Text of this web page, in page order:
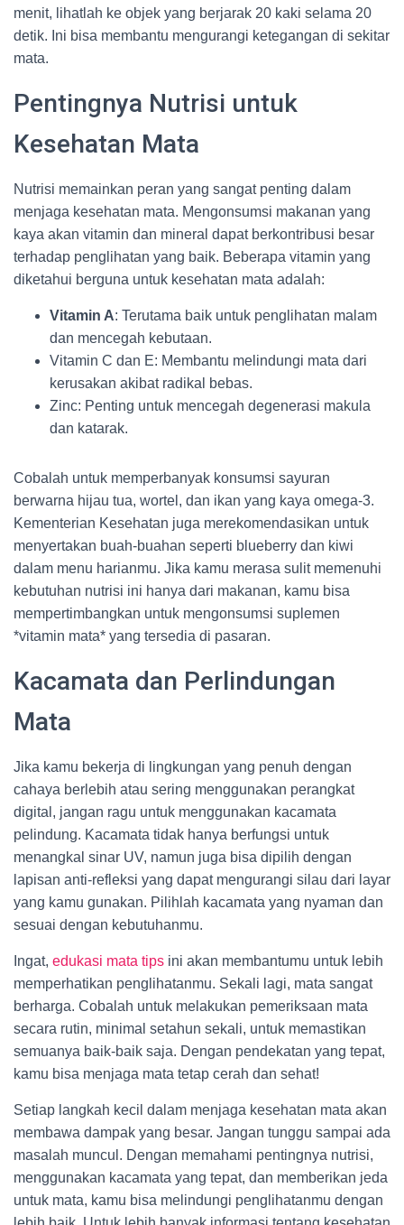
menit, lihatlah ke objek yang berjarak 20 kaki selama 20
detik. Ini bisa membantu mengurangi ketegangan di sekitar
mata.
Pentingnya Nutrisi untuk
Kesehatan Mata
Nutrisi memainkan peran yang sangat penting dalam
menjaga kesehatan mata. Mengonsumsi makanan yang
kaya akan vitamin dan mineral dapat berkontribusi besar
terhadap penglihatan yang baik. Beberapa vitamin yang
diketahui berguna untuk kesehatan mata adalah:
Vitamin A: Terutama baik untuk penglihatan malam
dan mencegah kebutaan.
Vitamin C dan E: Membantu melindungi mata dari
kerusakan akibat radikal bebas.
Zinc: Penting untuk mencegah degenerasi makula
dan katarak.
Cobalah untuk memperbanyak konsumsi sayuran
berwarna hijau tua, wortel, dan ikan yang kaya omega-3.
Kementerian Kesehatan juga merekomendasikan untuk
menyertakan buah-buahan seperti blueberry dan kiwi
dalam menu harianmu. Jika kamu merasa sulit memenuhi
kebutuhan nutrisi ini hanya dari makanan, kamu bisa
mempertimbangkan untuk mengonsumsi suplemen
*vitamin mata* yang tersedia di pasaran.
Kacamata dan Perlindungan
Mata
Jika kamu bekerja di lingkungan yang penuh dengan
cahaya berlebih atau sering menggunakan perangkat
digital, jangan ragu untuk menggunakan kacamata
pelindung. Kacamata tidak hanya berfungsi untuk
menangkal sinar UV, namun juga bisa dipilih dengan
lapisan anti-refleksi yang dapat mengurangi silau dari layar
yang kamu gunakan. Pilihlah kacamata yang nyaman dan
sesuai dengan kebutuhanmu.
Ingat, edukasi mata tips ini akan membantumu untuk lebih
memperhatikan penglihatanmu. Sekali lagi, mata sangat
berharga. Cobalah untuk melakukan pemeriksaan mata
secara rutin, minimal setahun sekali, untuk memastikan
semuanya baik-baik saja. Dengan pendekatan yang tepat,
kamu bisa menjaga mata tetap cerah dan sehat!
Setiap langkah kecil dalam menjaga kesehatan mata akan
membawa dampak yang besar. Jangan tunggu sampai ada
masalah muncul. Dengan memahami pentingnya nutrisi,
menggunakan kacamata yang tepat, dan memberikan jeda
untuk mata, kamu bisa melindungi penglihatanmu dengan